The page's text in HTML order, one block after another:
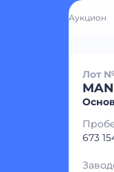
Аукцион
Лот
673